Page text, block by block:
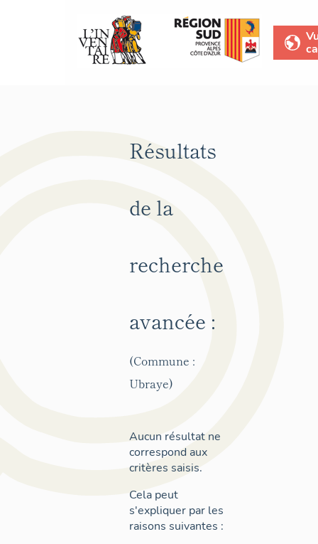
Résultats
de la
recherche
avancée :
(Commune :
Ubraye)
Aucun résultat ne
correspond aux
critères saisis.
Cela peut
s'expliquer par les
raisons suivantes :